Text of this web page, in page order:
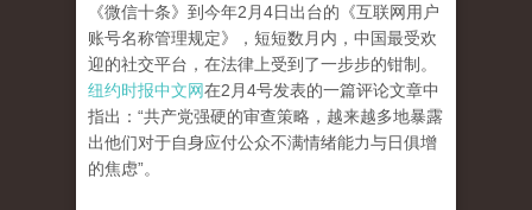
《微信十条》到今年2月4日出台的《互联网用户
账号名称管理规定》，短短数月内，中国最受欢
迎的社交平台，在法律上受到了一步步的钳制。
纽约时报中文网在2月4号发表的一篇评论文章中
指出：“共产党强硬的审查策略，越来越多地暴露
出他们对于自身应付公众不满情绪能力与日俱增
的焦虑”。